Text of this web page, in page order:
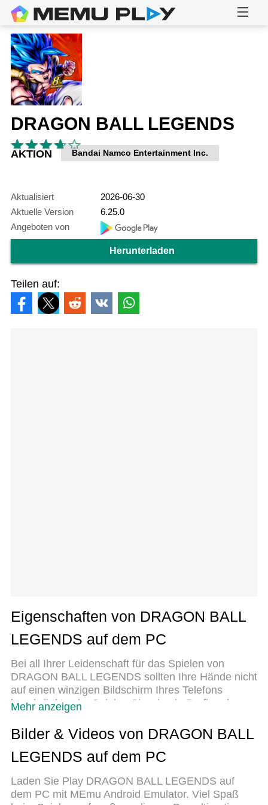
DRAGON BALL LEGENDS
AKTION Bandai Namco Entertainment Inc.
Aktualisiert
2026-06-30
Aktuelle Version
6.25.0
Angeboten von
Herunterladen
Teilen auf:
Eigenschaften von DRAGON BALL
LEGENDS auf dem PC
Bei all Ihrer Leidenschaft für das Spielen von
DRAGON BALL LEGENDS sollten Ihre Hände nicht
auf einen winzigen Bildschirm Ihres Telefons
beschränkt sein. Spielen Sie wie ein Profi und
übernehmen Sie die volle Kontrolle über Ihr Spiel
mit Tastatur und Maus. MEmu bietet Ihnen all die
Dinge, die Sie erwarten. Laden Sie DRAGON BALL
LEGENDS herunter und spielen Sie es auf dem
Grenzwerte für Akku, mobile Daten und störende
Anrufe. Das brandneue MEmu 9 ist die beste Wahl,
Mehr anzeigen
Bilder & Videos von DRAGON BALL
LEGENDS auf dem PC
Laden Sie Play DRAGON BALL LEGENDS auf
dem PC mit MEmu Android Emulator. Viel Spaß